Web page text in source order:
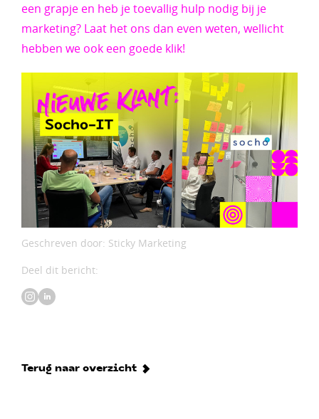
een grapje en heb je toevallig hulp nodig bij je
marketing? Laat het ons dan even weten, wellicht
hebben we ook een goede klik!
Geschreven door: Sticky Marketing
Deel dit bericht:
Terug naar overzicht